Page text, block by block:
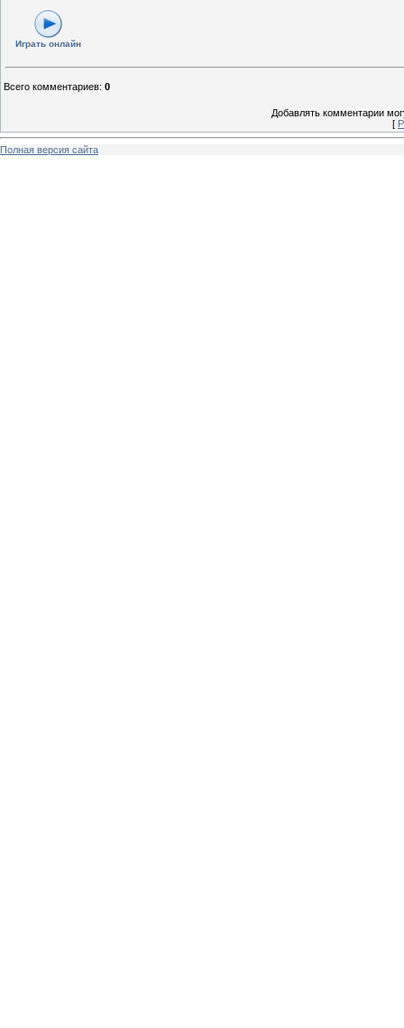
Играть онлайн
Всего комментариев: 0
Добавлять комментарии
[
Полная версия сайта